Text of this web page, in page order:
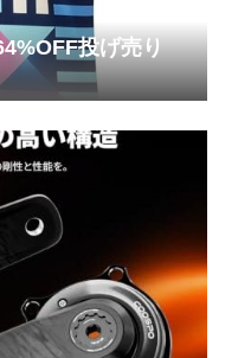
投げ売り